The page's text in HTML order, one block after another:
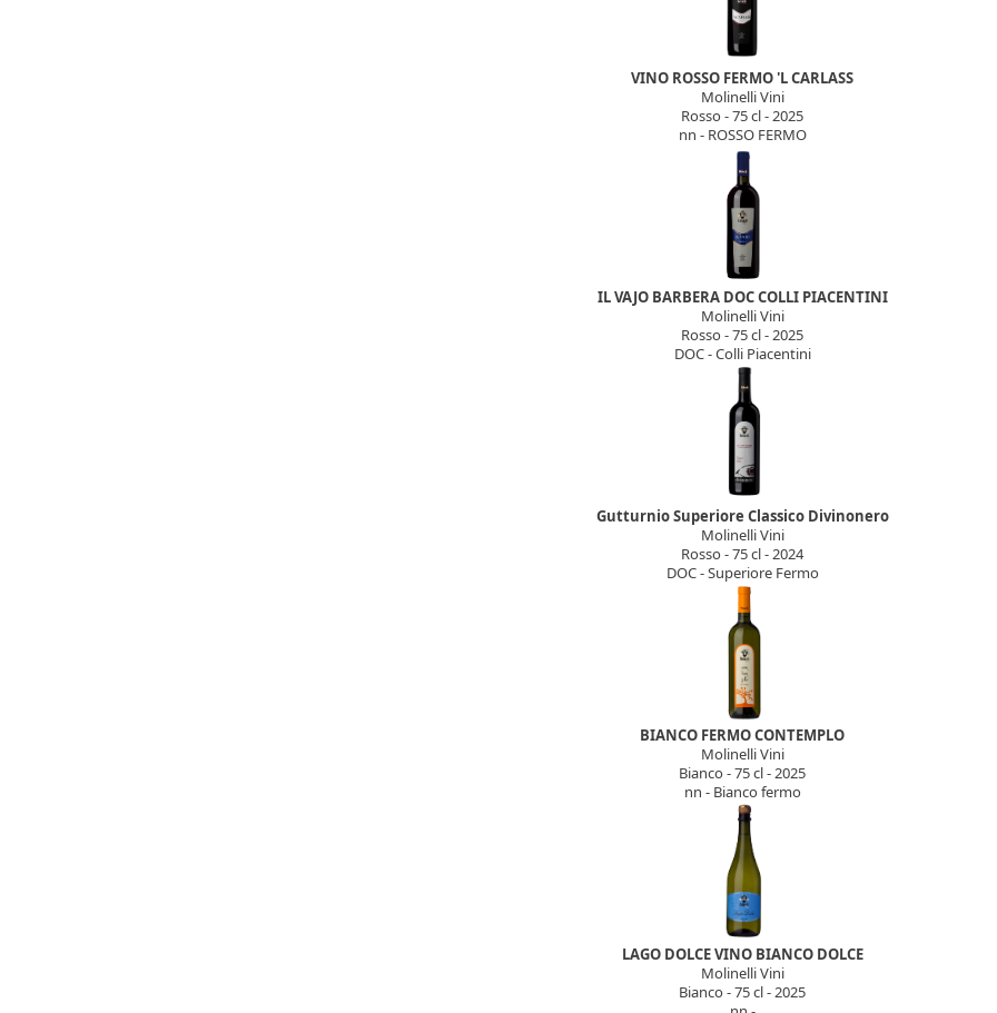
VINO ROSSO FERMO 'L CARLASS
Molinelli Vini
Rosso - 75 cl - 2025
nn - ROSSO FERMO
IL VAJO BARBERA DOC COLLI PIACENTINI
Molinelli Vini
Rosso - 75 cl - 2025
DOC - Colli Piacentini
Gutturnio Superiore Classico Divinonero
Molinelli Vini
Rosso - 75 cl - 2024
DOC - Superiore Fermo
BIANCO FERMO CONTEMPLO
Molinelli Vini
Bianco - 75 cl - 2025
nn - Bianco fermo
LAGO DOLCE VINO BIANCO DOLCE
Molinelli Vini
Bianco - 75 cl - 2025